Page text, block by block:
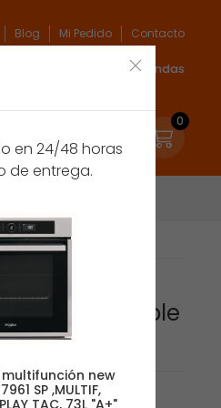
Blog Mi Pedido Contacto
Acceso Tiendas
0
Acero inoxidable
en 24/48 horas
de entrega.
new
SP ,MULTIF,
TAC, 73L "A+"